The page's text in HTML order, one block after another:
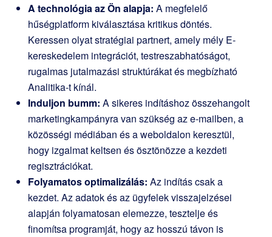
A technológia az Ön alapja: A megfelelő
hűségplatform kiválasztása kritikus döntés.
Keressen olyat stratégiai partnert, amely mély E-
kereskedelem integrációt, testreszabhatóságot,
rugalmas jutalmazási struktúrákat és megbízható
Analitika-t kínál.
Induljon bumm: A sikeres indításhoz összehangolt
marketingkampányra van szükség az e-mailben, a
közösségi médiában és a weboldalon keresztül,
hogy izgalmat keltsen és ösztönözze a kezdeti
regisztrációkat.
Folyamatos optimalizálás: Az indítás csak a
kezdet. Az adatok és az ügyfelek visszajelzései
alapján folyamatosan elemezze, tesztelje és
finomítsa programját, hogy az hosszú távon is